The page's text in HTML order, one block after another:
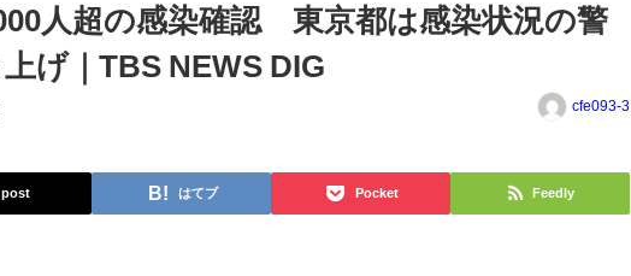
人超の感染確認 東京都は感染状況の警
げ｜TBS NEWS DIG
cfe093-3
post はてブ Pocket Feedly